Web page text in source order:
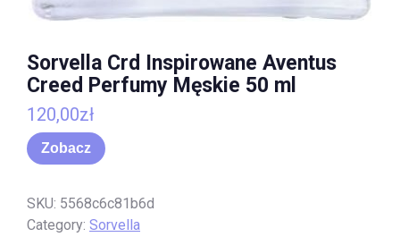
Sorvella Crd Inspirowane Aventus
Creed Perfumy Męskie 50 ml
120,00zł
Zobacz
SKU: 5568c6c81b6d
Category: Sorvella